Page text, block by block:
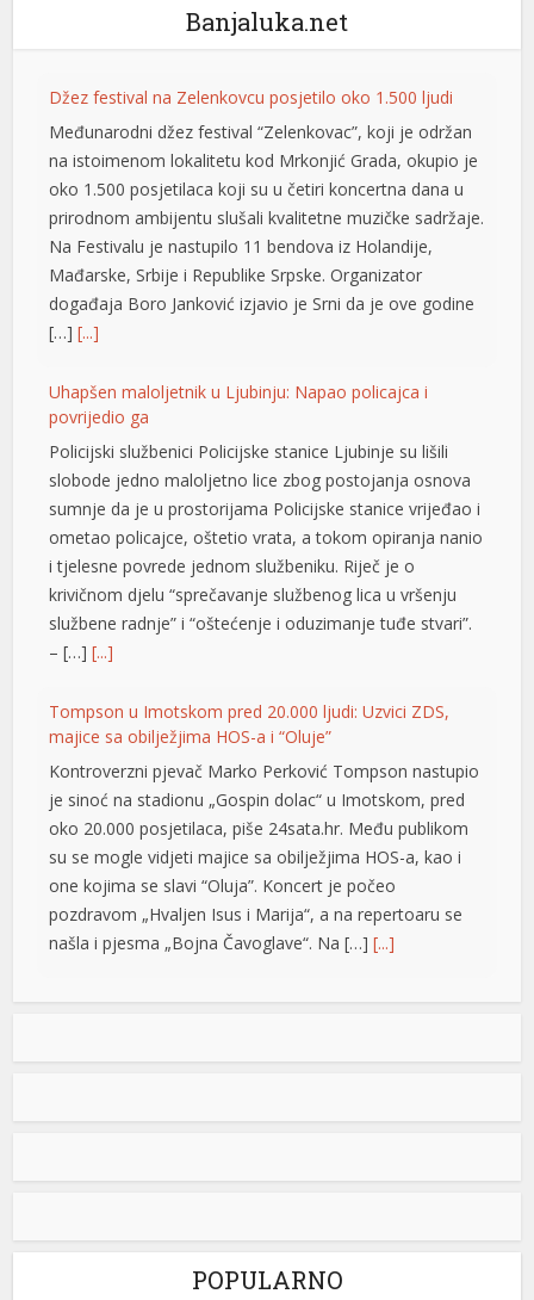
Banjaluka.net
Džez festival na Zelenkovcu posjetilo oko 1.500 ljudi
Međunarodni džez festival “Zelenkovac”, koji je održan
na istoimenom lokalitetu kod Mrkonjić Grada, okupio je
oko 1.500 posjetilaca koji su u četiri koncertna dana u
prirodnom ambijentu slušali kvalitetne muzičke sadržaje.
Na Festivalu je nastupilo 11 bendova iz Holandije,
Mađarske, Srbije i Republike Srpske. Organizator
događaja Boro Јanković izjavio je Srni da je ove godine
[…][...]
Uhapšen maloljetnik u Ljubinju: Napao policajca i
povrijedio ga
Policijski službenici Policijske stanice Ljubinje su lišili
slobode jedno maloljetno lice zbog postojanja osnova
sumnje da je u prostorijama Policijske stanice vrijeđao i
ometao policajce, oštetio vrata, a tokom opiranja nanio
i tjelesne povrede jednom službeniku. Riječ je o
krivičnom djelu “sprečavanje službenog lica u vršenju
službene radnje” i “oštećenje i oduzimanje tuđe stvari”.
– […][...]
Tompson u Imotskom pred 20.000 ljudi: Uzvici ZDS,
majice sa obilježjima HOS-a i “Oluje”
Kontroverzni pjevač Marko Perković Tompson nastupio
je sinoć na stadionu „Gospin dolac“ u Imotskom, pred
oko 20.000 posjetilaca, piše 24sata.hr. Među publikom
su se mogle vidjeti majice sa obilježjima HOS-a, kao i
one kojima se slavi “Oluja”. Koncert je počeo
pozdravom „Hvaljen Isus i Marija“, a na repertoaru se
našla i pjesma „Bojna Čavoglave“. Na […][...]
Gužve na granicama BiH: Duge kolone na više prelaza,
Saobraćaj se na većini puteva u Republici Srpskoj i
pojačan je intenzitet saobraćaja. Duge su kolone vozila
iz zemlje, duge su kolone putničkih vozila na graničnim
Izašao na scenu: Novak Đoković zapjevao sa Vladom
POPULARNO